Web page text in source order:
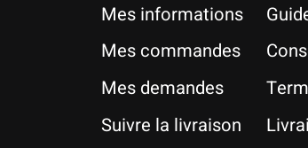
Mes informations
Mes commandes
Mes demandes
Suivre la livraison